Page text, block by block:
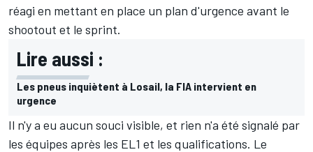
réagi en mettant en place un plan d'urgence avant le
shootout et le sprint.
Lire aussi :
Les pneus inquiètent à Losail, la FIA intervient en
urgence
Il n'y a eu aucun souci visible, et rien n'a été signalé par
les équipes après les EL1 et les qualifications. Le